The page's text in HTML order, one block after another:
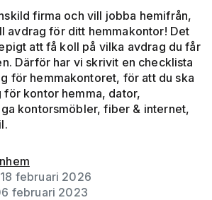
firma och vill jobba hemifrån,
avdrag för ditt hemmakontor! Det
att få koll på vilka avdrag du får
Därför har vi skrivit en checklista
för hemmakontoret, för att du ska
för kontor hemma, dator,
kontorsmöbler, fiber & internet,
februari 2026
februari 2023